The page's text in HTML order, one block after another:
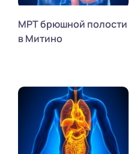
МРТ брюшной полости
в Митино